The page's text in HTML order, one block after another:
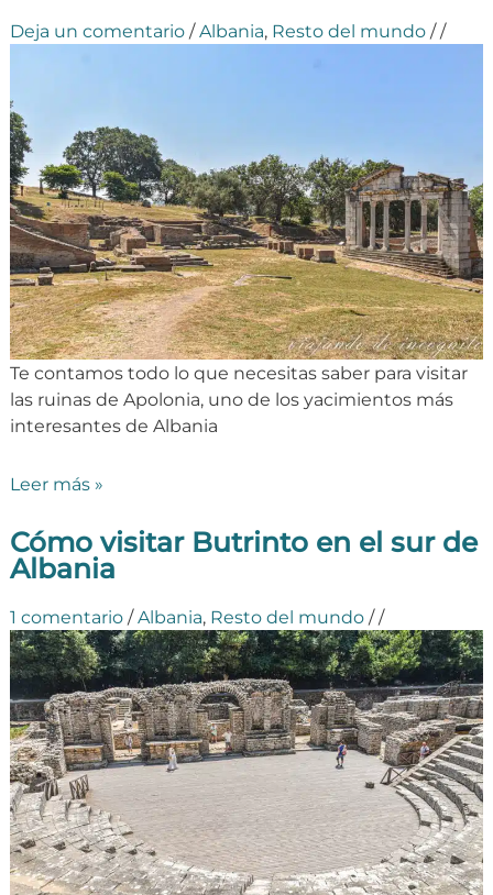
Deja un comentario /Albania, Resto del mundo//
Te contamos todo lo que necesitas saber para visitar
las ruinas de Apolonia, uno de los yacimientos más
interesantes de Albania
Leer más »
Cómo visitar Butrinto en el sur de
Albania
1 comentario /Albania, Resto del mundo//